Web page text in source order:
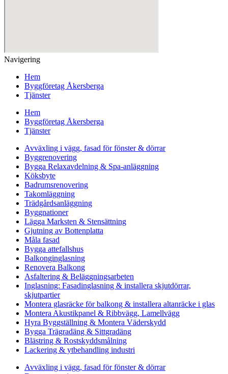
Navigering
Hem
Byggföretag Åkersberga
Tjänster
Hem
Byggföretag Åkersberga
Tjänster
Avväxling i vägg, fasad för fönster & dörrar
Byggrenovering
Bygga Relaxavdelning & Spa-anläggning
Köksbyte
Badrumsrenovering
Takomläggning
Trädgårdsanläggning
Byggnationer
Lägga Marksten & Stensättning
Gjutning av Bottenplatta
Måla fasad
Bygga attefallshus
Balkonginglasning
Renovera Balkong
Asfaltering & Beläggningsarbeten
Inglasning: Fasadinglasning & installera skjutdörrar,
skjutpartier
Montera glasräcke för balkong & installera altanräcke i glas
Montera Akustikpanel & Ribbvägg, Lamellvägg
Hyra Byggställning & Montera Väderskydd
Bygga Trägradäng & Sittgradäng
Blästring & Rostskyddsmålning
Lackering & ytbehandling industri
Avväxling i vägg, fasad för fönster & dörrar